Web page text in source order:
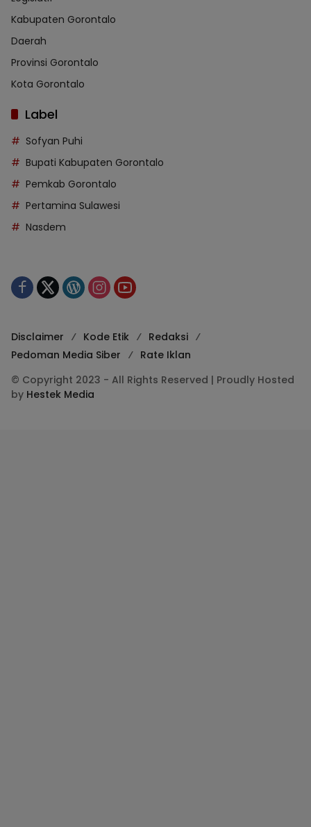
Kabupaten Gorontalo
Daerah
Provinsi Gorontalo
Kota Gorontalo
Label
Sofyan Puhi
Bupati Kabupaten Gorontalo
Pemkab Gorontalo
Pertamina Sulawesi
Nasdem
Disclaimer Kode Etik
Redaksi
Pedoman Media Siber
Rate Iklan
© Copyright 2023 - All Rights Reserved | Proudly Hosted
by Hestek Media